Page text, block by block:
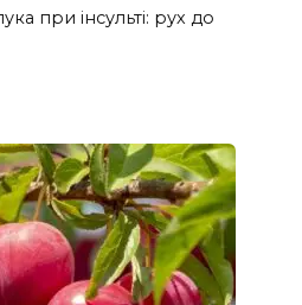
при інсульті: рух до